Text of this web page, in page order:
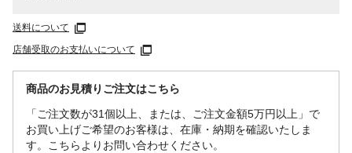
送料について
店舗受取のお支払いについて
商品のお見積りご注文はこちら
「ご注文数が31個以上、または、ご注文金額5万円以上」で
お買い上げご希望のお客様は、在庫・納期を確認いたしま
す。こちらよりお問い合わせください。